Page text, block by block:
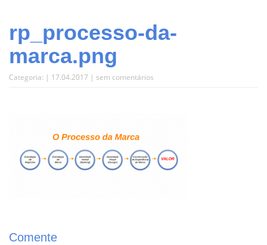
rp_processo-da-
marca.png
Categoria: | 17.04.2017 | sem comentários
Comente